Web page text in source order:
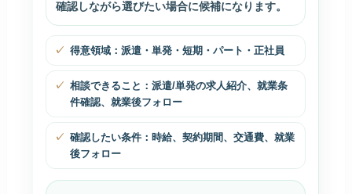
確認しながら選びたい場合に候補になります。
得意領域：派遣・単発・短期・パート・正社員
相談できること：派遣/単発の求人紹介、就業条
件確認、就業後フォロー
確認したい条件：時給、契約期間、交通費、就業
後フォロー